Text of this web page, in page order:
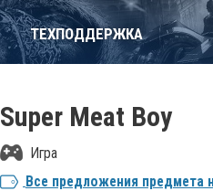
ТЕХПОДДЕРЖКА
Super Meat Boy
Игра
Все предложения предмета